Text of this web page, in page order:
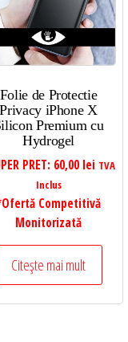
Folie de Protectie
Privacy iPhone X
Premium cu
Hydrogel
PRET: 60,00 lei TVA
Inclus
Competitivă
Monitorizată
Citește mai mult